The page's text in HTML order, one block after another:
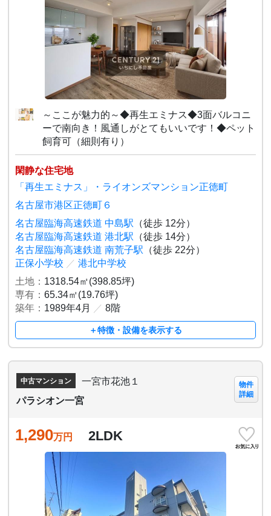
～ここが魅力的～◆再生エミナス◆3面バルコニ
ーで南向き！風通しがとてもいいです！◆ペット
飼育可（細則有り）
閑静な住宅地
「再生エミナス」・ライオンズマンション正徳町
名古屋市港区正徳町６
名古屋臨海高速鉄道 中島駅 （徒歩 12分）
名古屋臨海高速鉄道 港北駅 （徒歩 14分）
名古屋臨海高速鉄道 南荒子駅 （徒歩 22分）
正保小学校 ／ 港北中学校
土地： 1318.54㎡(398.85坪)
専有：65.34㎡(19.76坪)
築年： 1989年4月 ／ 8階
＋特徴・設備を表示する
中古マンション
一宮市花池１
パラシオン一宮
物件
詳細
1,290万円 2LDK